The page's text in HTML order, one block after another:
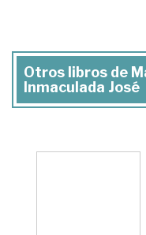
Otros libros de
Inmaculada José